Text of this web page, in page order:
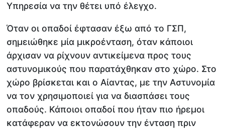
Υπηρεσία να την θέτει υπό έλεγχο.
Όταν οι οπαδοί έφτασαν έξω από το ΓΣΠ,
σημειώθηκε μία μικροένταση, όταν κάποιοι
άρχισαν να ρίχνουν αντικείμενα προς τους
αστυνομικούς που παρατάχθηκαν στο χώρο. Στο
χώρο βρίσκεται και ο Αίαντας, με την Αστυνομία
να τον χρησιμοποιεί για να διασπάσει τους
οπαδούς. Κάποιοι οπαδοί που ήταν πιο ήρεμοι
κατάφεραν να εκτονώσουν την ένταση πριν